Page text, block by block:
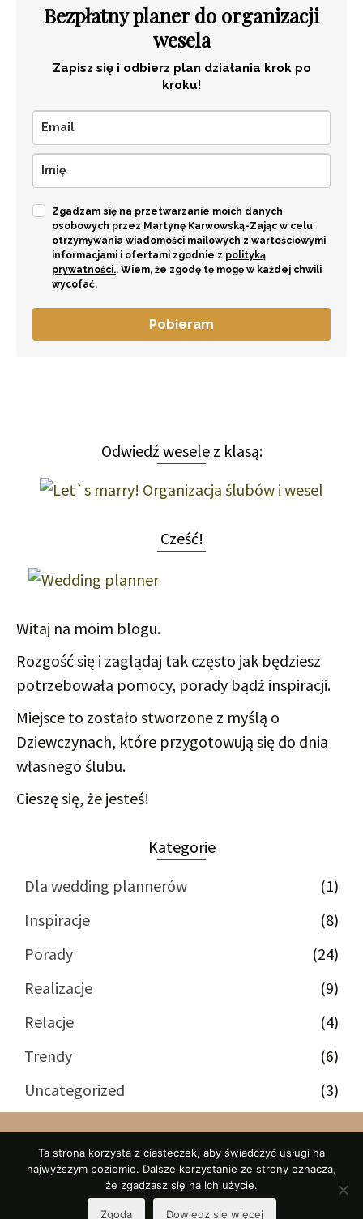
Bezpłatny planer do organizacji
wesela
Zapisz się i odbierz plan działania krok po
kroku!
Zgadzam się na przetwarzanie moich danych
osobowych przez Martynę Karwowską-Zając w celu
otrzymywania wiadomości mailowych z wartościowymi
informacjami i ofertami zgodnie z polityką
prywatności.. Wiem, że zgodę tę mogę w każdej chwili
wycofać.
Pobieram
Odwiedź wesele z klasą:
Cześć!
Witaj na moim blogu.
Rozgość się i zaglądaj tak często jak będziesz
potrzebowała pomocy, porady bądż inspiracji.
Miejsce to zostało stworzone z myślą o
Dziewczynach, które przygotowują się do dnia
własnego ślubu.
Cieszę się, że jesteś!
Kategorie
Dla wedding plannerów
(1)
Inspiracje
(8)
Porady
(24)
Realizacje
(9)
Relacje
(4)
Trendy
(6)
Uncategorized
(3)
ul. Drobiarska 8, Sulejówek 05-070
© 2026 Let`s marry! Martyna Karwowska-Zając
Ta strona korzysta z ciasteczek, aby świadczyć usługi na
najwyższym poziomie. Dalsze korzystanie ze strony oznacza,
że zgadzasz się na ich użycie.
Zgoda Dowiedz się więcej